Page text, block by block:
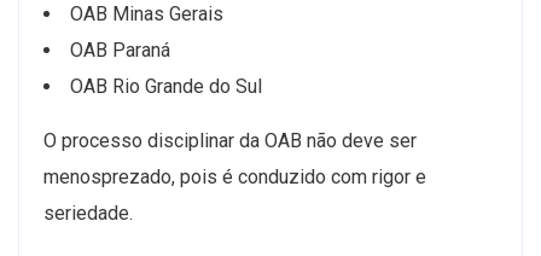
OAB Minas Gerais
OAB Paraná
OAB Rio Grande do Sul
O processo disciplinar da OAB não deve ser
menosprezado, pois é conduzido com rigor e
seriedade.